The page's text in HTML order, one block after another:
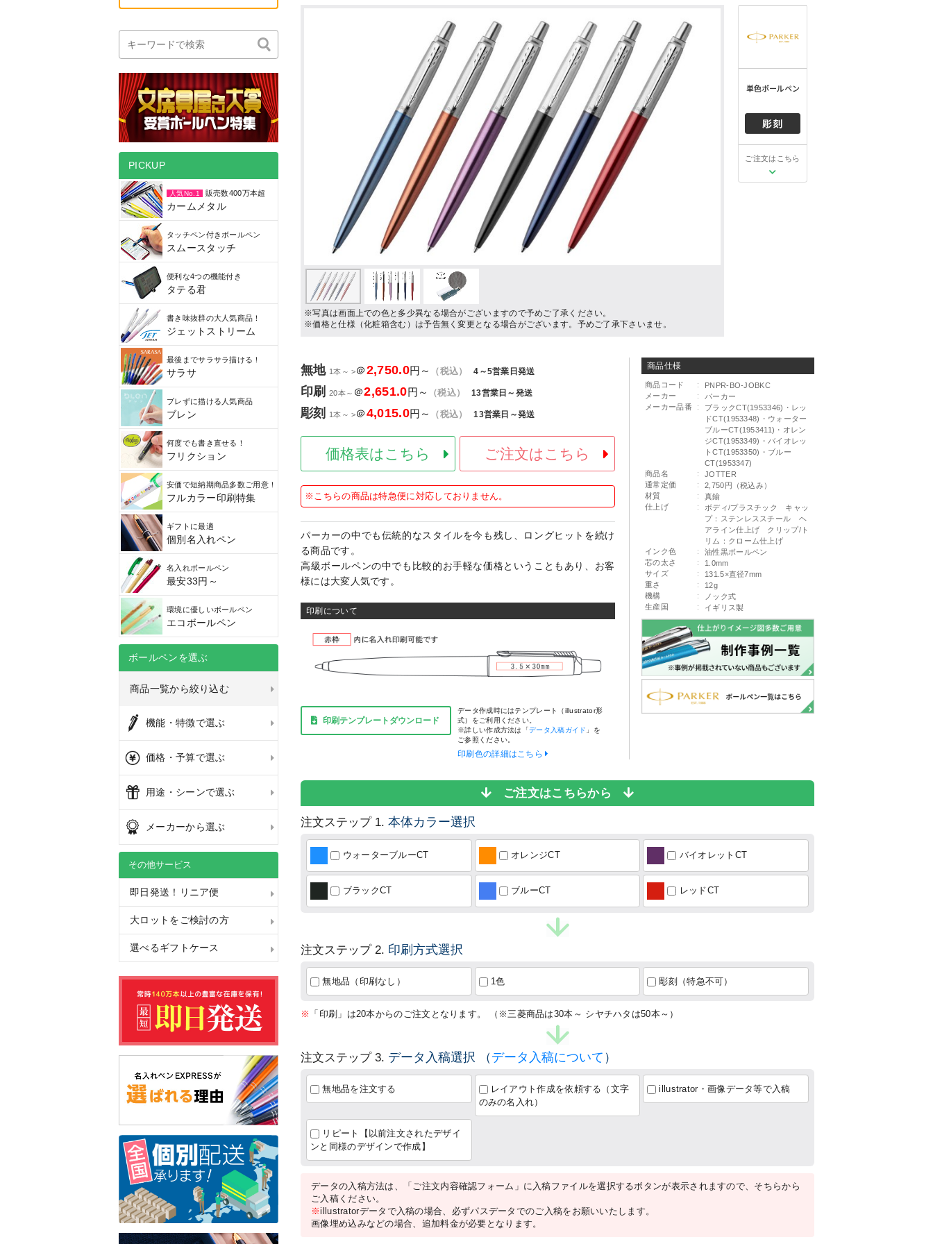
PICKUP
人気No.1 販売数400万本超
カームメタル
タッチペン付きボールペン
スムースタッチ
便利な4つの機能付き
タテる君
書き味抜群の大人気商品！
ジェットストリーム
最後までサラサラ描ける！
サラサ
ブレずに描ける人気商品
ブレン
何度でも書き直せる！
フリクション
安価で短納期商品多数ご用意！
フルカラー印刷特集
ギフトに最適
個別名入れペン
名入れボールペン
最安33円～
環境に優しいボールペン
エコボールペン
ボールペンを選ぶ
商品一覧から絞り込む
機能・特徴で選ぶ
価格・予算で選ぶ
用途・シーンで選ぶ
メーカーから選ぶ
その他サービス
即日発送！リニア便
大ロットをご検討の方
選べるギフトケース
※写真は画面上での色と多少異なる場合がございますので予めご了承ください。
※価格と仕様（化粧箱含む）は予告無く変更となる場合がございます。予めご了承下さいませ。
ご注文はこちら
無地 1本～ >＠2,750.0円～ （税込） 4～5営業日発送
印刷 20本～ ＠2,651.0円～ （税込） 13営業日～発送
彫刻 1本～ >＠4,015.0円～ （税込） 13営業日～発送
価格表はこちら ご注文はこちら
※こちらの商品は特急便に対応しておりません。
パーカーの中でも伝統的なスタイルを今も残し、ロングヒットを続け
る商品です。
高級ボールペンの中でも比較的お手軽な価格ということもあり、お客
様には大変人気です。
印刷について
印刷テンプレートダウンロード
データ作成時にはテンプレート（illustrator形
式）をご利用ください。
※詳しい作成方法は「データ入稿ガイド 」を
ご参照ください。
印刷色の詳細はこちら
商品仕様
商品コード :
PNPR-BO-JOBKC
メーカー
:
パーカー
メーカー品番
:
ブラックCT(1953346)・レッ
ドCT(1953348)・ウォーター
ブルーCT(1953411)・オレン
ジCT(1953349)・バイオレッ
トCT(1953350)・ブルー
CT(1953347)
商品名
:
JOTTER
通常定価
:
2,750円（税込み）
材質
:
真鍮
仕上げ
:
ボディ/プラスチック キャッ
プ：ステンレススチール ヘ
アライン仕上げ クリップ/ト
リム：クローム仕上げ
インク色
:
油性黒ボールペン
芯の太さ
:
1.0mm
サイズ
:
131.5×直径7mm
重さ
:
12g
機構
:
ノック式
生産国
: イギリス製
ご注文はこちらから
注文ステップ 1. 本体カラー選択
ウォーターブルーCT オレンジCT バイオレットCT
ブラックCT ブルーCT レッドCT
注文ステップ 2. 印刷方式選択
無地品（印刷なし） 1色 彫刻（特急不可）
※ 「印刷」は20本からのご注文となります。 （※三菱商品は30本～ シヤチハタは50本～）
注文ステップ 3. データ入稿選択 （ データ入稿について ）
無地品を注文する
レイアウト作成を依頼する（文字
のみの名入れ）
illustrator・画像データ等で入稿
リピート【以前注文されたデザイ
ンと同様のデザインで作成】
データの入稿方法は、「ご注文内容確認フォーム」に入稿ファイルを選択するボタンが表示されますので、そちらから
ご入稿ください。
※illustratorデータで入稿の場合、必ずパスデータでのご入稿をお願いいたします。
画像埋め込みなどの場合、追加料金が必要となります。